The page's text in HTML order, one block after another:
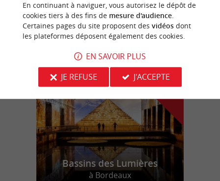
Laser Game à Sainte-Eulalie
n
o
t
r
e
c
o
u
p
d
e
c
o
e
u
r
Bassins des Lumières
à Bordeaux
En continuant à naviguer, vous autorisez le dépôt de
cookies tiers à des fins de mesure d'audience.
Certaines pages du site proposent des vidéosdont
les plateformes déposent également des cookies.
EN SAVOIR PLUS
JE REFUSE
J'ACCEPTE